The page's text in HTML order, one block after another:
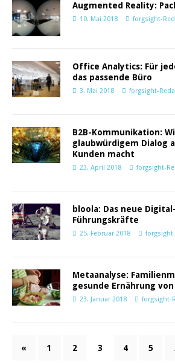
Augmented Reality:
10. Mai 2018 forgsight-
Office Analytics: Für
das passende Büro
3. Mai 2018 forgsight-
B2B-Kommunikation:
glaubwürdigem Dialog
Kunden macht
23. April 2018 forgsight-
bloola: Das neue
Führungskräfte
25. Februar 2018
Metaanalyse:
gesunde Ernährung
23. Januar 2018 forgsight-
« 1 2 3 4 5